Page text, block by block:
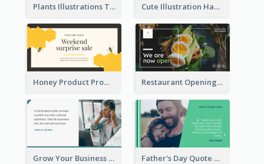
Plants Illustrations Thank You Twitter Post Cute Illustration Happy Birthday Twitter Post
Honey Product Promotion Twitter Post Restaurant Opening Promotion Twitter Post
Grow Your Business Quote Twitter Post Father's Day Quote Twitter Post